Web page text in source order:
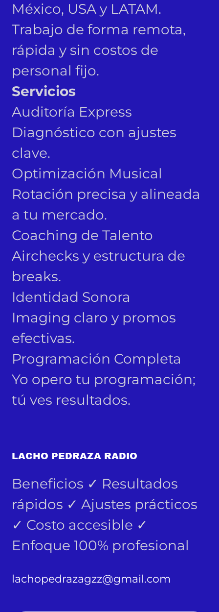
México, USA y LATAM.
Trabajo de forma remota,
rápida y sin costos de
personal fijo.
Servicios
Auditoría Express
Diagnóstico con ajustes
clave.
Optimización Musical
Rotación precisa y alineada
a tu mercado.
Coaching de Talento
Airchecks y estructura de
breaks.
Identidad Sonora
Imaging claro y promos
efectivas.
Programación Completa
Yo opero tu programación;
tú ves resultados.
LACHO PEDRAZA RADIO
Beneficios ✓ Resultados
rápidos ✓ Ajustes prácticos
✓ Costo accesible ✓
Enfoque 100% profesional
lachopedrazagzz@gmail.com